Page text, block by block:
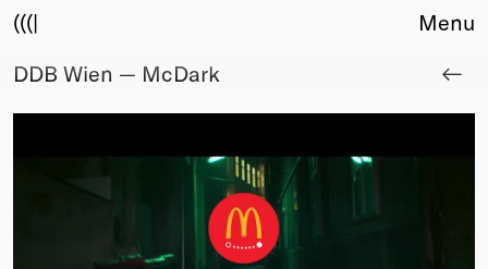
(((|
About
Fair Work
Menu
DDB Wien — McDark